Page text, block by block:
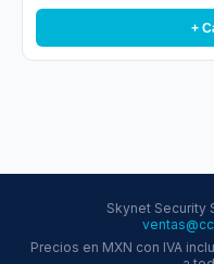
+
Skynet Security
Precios en MXN con IVA